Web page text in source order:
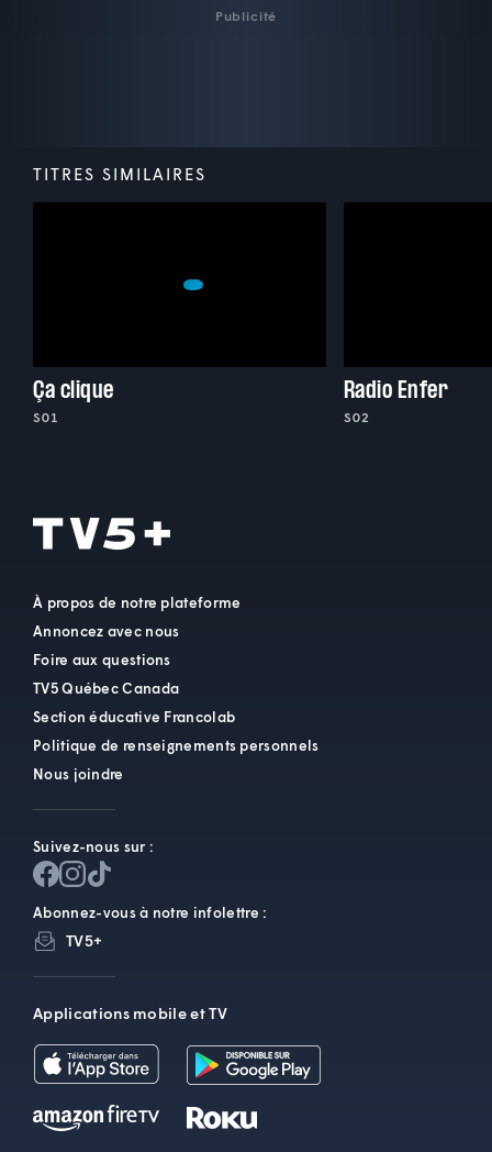
Publicité
TITRES SIMILAIRES
Ça clique
S01
Radio Enfer
S02
À propos de notre plateforme
Annoncez avec nous
Foire aux questions
TV5 Québec Canada
Section éducative Francolab
Politique de renseignements personnels
Nous joindre
Suivez-nous sur :
Abonnez-vous à notre infolettre :
TV5+
Applications mobile et TV